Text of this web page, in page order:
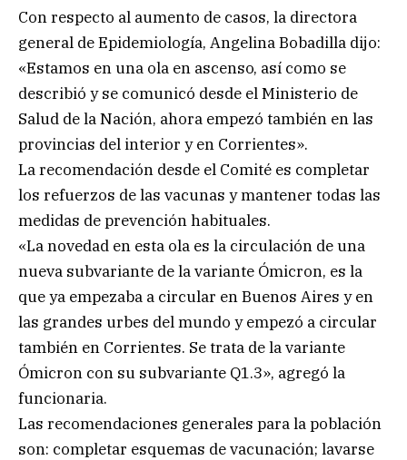
Con respecto al aumento de casos, la directora
general de Epidemiología, Angelina Bobadilla dijo:
«Estamos en una ola en ascenso, así como se
describió y se comunicó desde el Ministerio de
Salud de la Nación, ahora empezó también en las
provincias del interior y en Corrientes».
La recomendación desde el Comité es completar
los refuerzos de las vacunas y mantener todas las
medidas de prevención habituales.
«La novedad en esta ola es la circulación de una
nueva subvariante de la variante Ómicron, es la
que ya empezaba a circular en Buenos Aires y en
las grandes urbes del mundo y empezó a circular
también en Corrientes. Se trata de la variante
Ómicron con su subvariante Q1.3», agregó la
funcionaria.
Las recomendaciones generales para la población
son: completar esquemas de vacunación; lavarse